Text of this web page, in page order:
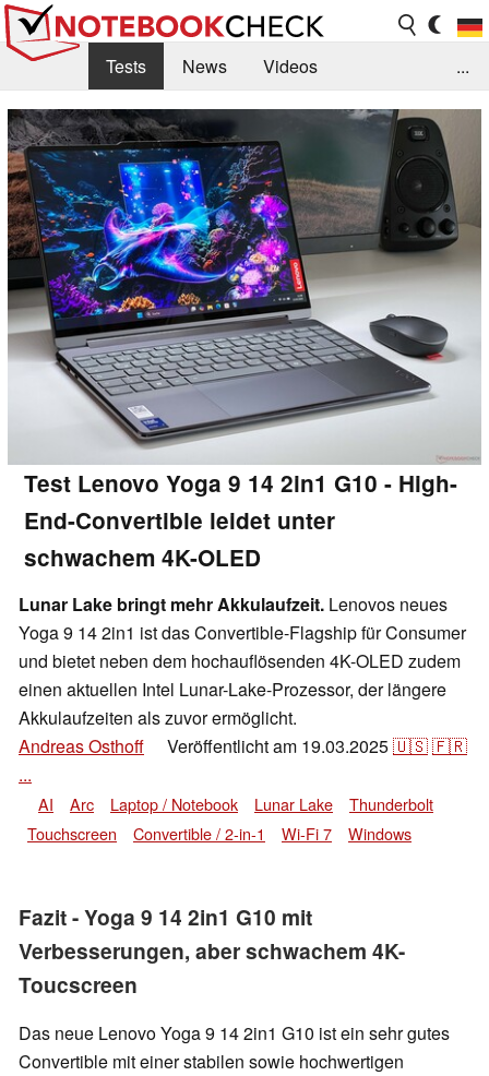
Tests News
Videos
Benchmarks & Tech
Externe Tests
Kaufberatung
Deals Suche
Forum
...
Test Lenovo Yoga 9 14 2in1 G10 - High-
End-Convertible leidet unter
schwachem 4K-OLED
Lunar Lake bringt mehr Akkulaufzeit. Lenovos neues
Yoga 9 14 2in1 ist das Convertible-Flagship für Consumer
und bietet neben dem hochauflösenden 4K-OLED zudem
einen aktuellen Intel Lunar-Lake-Prozessor, der längere
Akkulaufzeiten als zuvor ermöglicht.
Andreas Osthoff
Veröffentlicht am 19.03.2025🇺🇸🇫🇷
...
AI Arc Laptop / Notebook Lunar Lake
Thunderbolt
Touchscreen
Convertible / 2-in-1 Wi-Fi 7 Windows
Fazit - Yoga 9 14 2in1 G10 mit
Verbesserungen, aber schwachem 4K-
Toucscreen
Das neue Lenovo Yoga 9 14 2in1 G10 ist ein sehr gutes
Convertible mit einer stabilen sowie hochwertigen